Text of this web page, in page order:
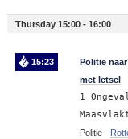
Thursday 15:00 - 16:00
15:23
Politie
met letsel
1
Politie -